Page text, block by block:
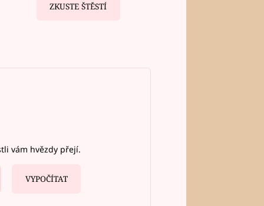
ZKUSTE ŠTĚSTÍ
vám hvězdy přejí.
VYPOČÍTAT